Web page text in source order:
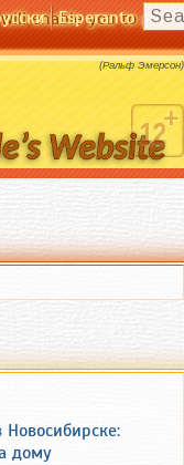
enable you to post
Esperanto
зажигает тысячу свечей.
(Ральф Эмерсон)
дому